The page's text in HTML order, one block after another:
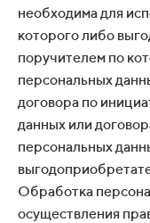
необходима для
которого либо
поручителем по
персональных
договора по
данных или
персональных
Обработка
осуществления